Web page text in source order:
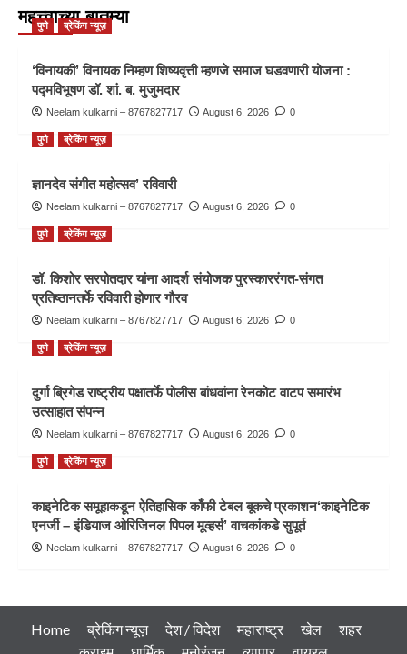
महत्त्वाच्या बातम्या
पुणे ब्रेकिंग न्यूज़
‘विनायकी’ विनायक निम्हण शिष्यवृत्ती म्हणजे समाज घडवणारी योजना :
पद्मविभूषण डॉ. शां. ब. मुजुमदार
Neelam kulkarni – 8767827717 August 6, 2026 0
पुणे ब्रेकिंग न्यूज़
ज्ञानदेव संगीत महोत्सव’ रविवारी
Neelam kulkarni – 8767827717 August 6, 2026 0
पुणे ब्रेकिंग न्यूज़
डॉ. किशोर सरपोतदार यांना आदर्श संयोजक पुरस्काररंगत-संगत
प्रतिष्ठानतर्फे रविवारी होणार गौरव
Neelam kulkarni – 8767827717 August 6, 2026 0
पुणे ब्रेकिंग न्यूज़
दुर्गा ब्रिगेड राष्ट्रीय पक्षातर्फे पोलीस बांधवांना रेनकोट वाटप समारंभ
उत्साहात संपन्न
Neelam kulkarni – 8767827717 August 6, 2026 0
पुणे ब्रेकिंग न्यूज़
काइनेटिक समूहाकडून ऐतिहासिक काँफी टेबल बूकचे प्रकाशन‘काइनेटिक
एनर्जी – इंडियाज ओरिजिनल पिपल मूव्हर्स’ वाचकांकडे सुपूर्त
Neelam kulkarni – 8767827717 August 6, 2026 0
Home ब्रेकिंग न्यूज़ देश / विदेश महाराष्ट्र खेल
शहर